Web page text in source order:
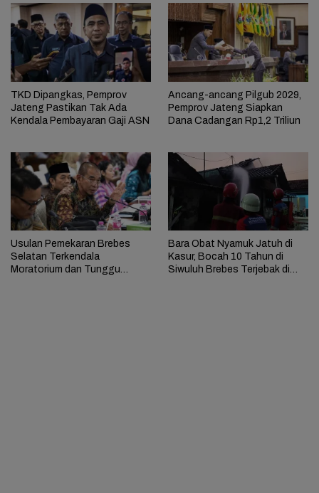
TKD Dipangkas, Pemprov
Jateng Pastikan Tak Ada
Kendala Pembayaran Gaji ASN
Ancang-ancang Pilgub 2029,
Pemprov Jateng Siapkan
Dana Cadangan Rp1,2 Triliun
Usulan Pemekaran Brebes
Selatan Terkendala
Moratorium dan Tunggu
Bara Obat Nyamuk Jatuh di
Kasur, Bocah 10 Tahun di
Siwuluh Brebes Terjebak di